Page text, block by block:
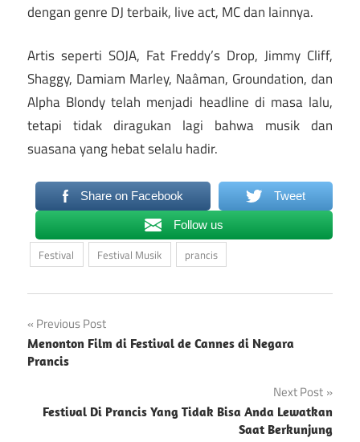
dengan genre DJ terbaik, live act, MC dan lainnya.
Artis seperti SOJA, Fat Freddy’s Drop, Jimmy Cliff,
Shaggy, Damiam Marley, Naâman, Groundation, dan
Alpha Blondy telah menjadi headline di masa lalu,
tetapi tidak diragukan lagi bahwa musik dan
suasana yang hebat selalu hadir.
Share on Facebook Tweet
Follow us
Festival Festival Musik prancis
Post
navigation
Previous Post
Menonton Film di Festival de Cannes di Negara
Prancis
Next Post
Festival Di Prancis Yang Tidak Bisa Anda Lewatkan
Saat Berkunjung